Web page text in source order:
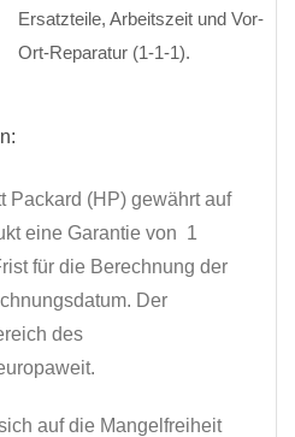
Ersatzteile, Arbeitszeit und Vor-
Ort-Reparatur (1-1-1).
Packard (HP) gewährt auf
eine Garantie von 1
für die Berechnung der
Der
des
auf die Mangelfreiheit